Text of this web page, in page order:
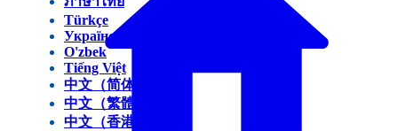
Türkçe
Українська
O'zbek
Tiếng Việt
中文（简体）
中文（繁體）
中文（香港）